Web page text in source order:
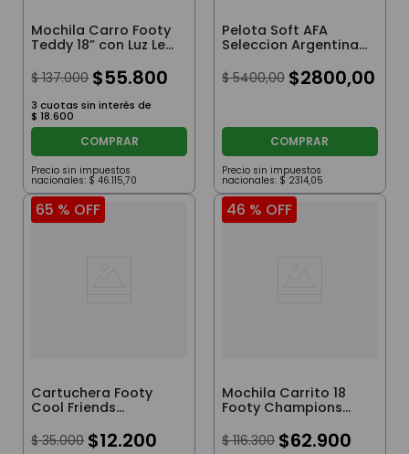
Mochila Carro Footy
Teddy 18” con Luz Led
$ 137.000 $55.800
3 cuotas sin interés de
$ 18.600
COMPRAR
Precio sin impuestos
nacionales: $ 46.115,70
Pelota Soft AFA
Seleccion Argentina
$ 5400,00 $2800,00
COMPRAR
Precio sin impuestos
nacionales: $ 2314,05
65 % OFF
Cartuchera Footy
Cool Friends
$ 35.000 $12.200
46 % OFF
Mochila Carrito 18
Footy Champions
League Luz Led Color
Azul
$ 116.300 $62.900